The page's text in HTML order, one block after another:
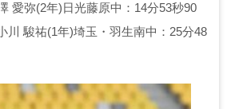
愛弥(2年)日光藤原中：14分53秒90
駿祐(1年)埼玉・羽生南中：25分48